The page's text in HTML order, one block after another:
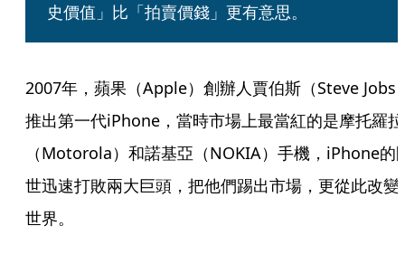
史價值」比「拍賣價錢」更有意思。
2007年，蘋果（Apple）創辦人賈伯斯（Steve Jobs
推出第一代iPhone，當時市場上最當紅的是摩托羅拉
（Motorola）和諾基亞（NOKIA）手機，iPhone的
世迅速打敗兩大巨頭，把他們踢出市場，更從此改變
世界。